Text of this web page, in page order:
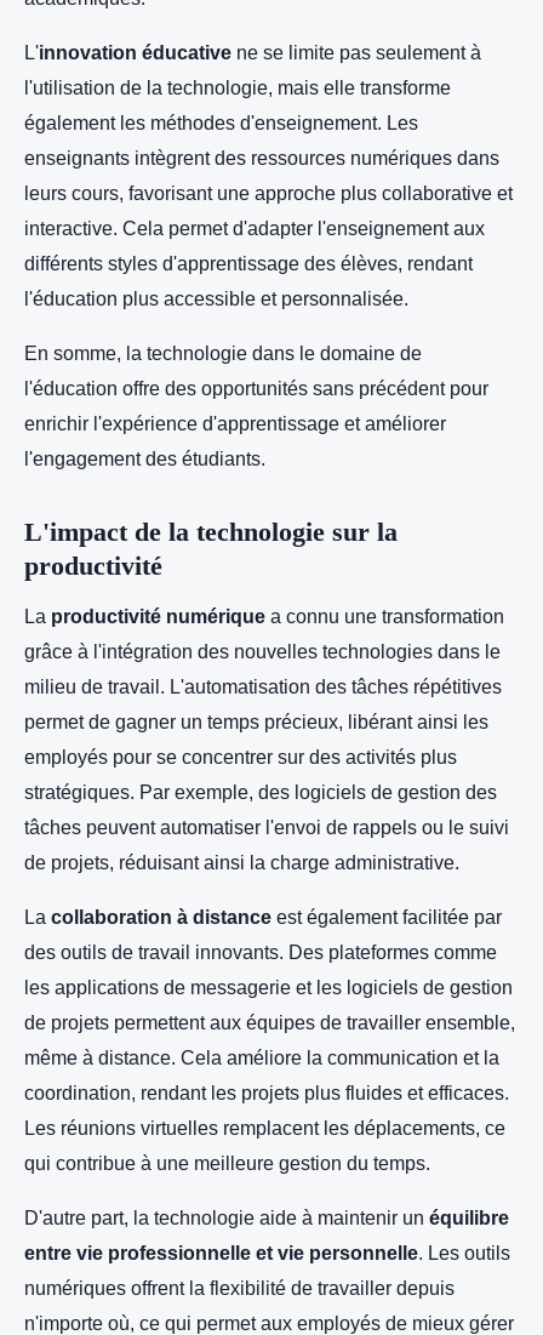
L'innovation éducative ne se limite pas seulement à
l'utilisation de la technologie, mais elle transforme
également les méthodes d'enseignement. Les
enseignants intègrent des ressources numériques dans
leurs cours, favorisant une approche plus collaborative et
interactive. Cela permet d'adapter l'enseignement aux
différents styles d'apprentissage des élèves, rendant
l'éducation plus accessible et personnalisée.
En somme, la technologie dans le domaine de
l'éducation offre des opportunités sans précédent pour
enrichir l'expérience d'apprentissage et améliorer
l'engagement des étudiants.
L'impact de la technologie sur la
productivité
La productivité numérique a connu une transformation
grâce à l'intégration des nouvelles technologies dans le
milieu de travail. L'automatisation des tâches répétitives
permet de gagner un temps précieux, libérant ainsi les
employés pour se concentrer sur des activités plus
stratégiques. Par exemple, des logiciels de gestion des
tâches peuvent automatiser l'envoi de rappels ou le suivi
de projets, réduisant ainsi la charge administrative.
La collaboration à distance est également facilitée par
des outils de travail innovants. Des plateformes comme
les applications de messagerie et les logiciels de gestion
de projets permettent aux équipes de travailler ensemble,
même à distance. Cela améliore la communication et la
coordination, rendant les projets plus fluides et efficaces.
Les réunions virtuelles remplacent les déplacements, ce
qui contribue à une meilleure gestion du temps.
D'autre part, la technologie aide à maintenir un équilibre
entre vie professionnelle et vie personnelle. Les outils
numériques offrent la flexibilité de travailler depuis
n'importe où, ce qui permet aux employés de mieux gérer